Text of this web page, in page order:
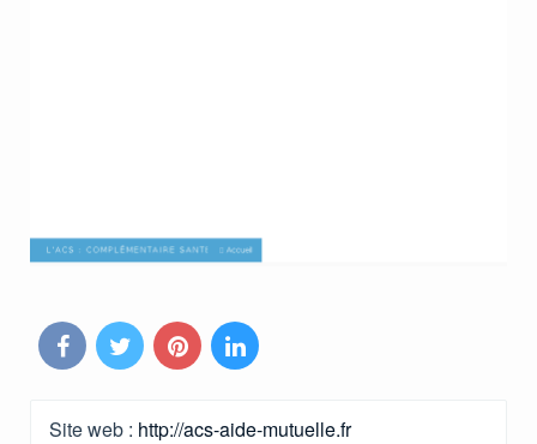
Site web : http://acs-aide-mutuelle.fr